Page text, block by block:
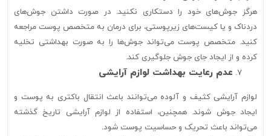
هرگز جوش‌های خود را دستکاری نکنید. در صورت داشتن جوش‌های
دردناک و یا کیست‌های زیرپوستی، برای درمان به متخصص پوست مراجعه
کنید. متخصص پوست می‌تواند جوش‌ها را به صورت بهداشتی تخلیه
کرده و از ایجاد جای جوش جلوگیری کند.
عدم رعایت بهداشت لوازم آرایشی
لوازم آرایشی کثیف و آلوده می‌توانند باعث انتقال باکتری به پوست و
ایجاد جوش شوند. همچنین، استفاده از لوازم آرایشی تاریخ گذشته
می‌تواند باعث تحریک و حساسیت پوست شود.